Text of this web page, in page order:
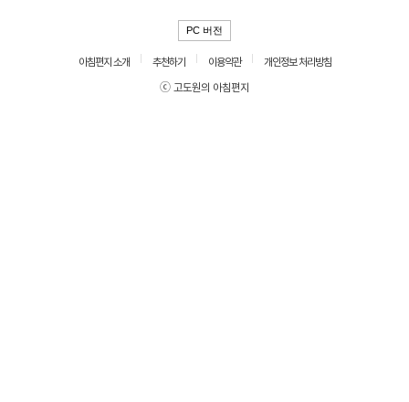
PC 버전
아침편지 소개 추천하기 이용약관
개인정보 처리방침
ⓒ 고도원의 아침편지